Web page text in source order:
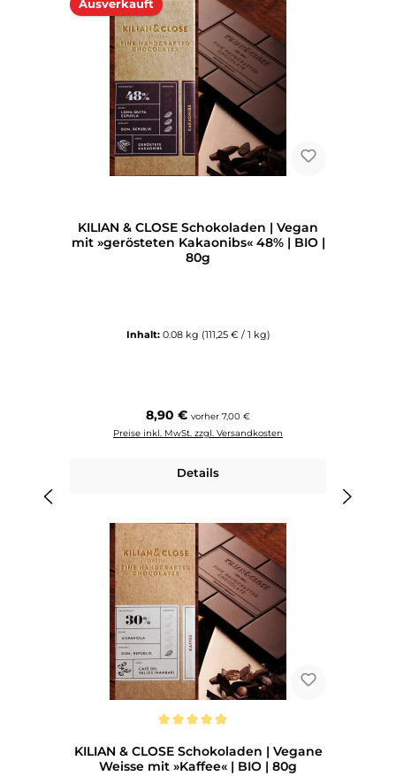
Ausverkauft
KILIAN & CLOSE Schokoladen | Vegan
mit »gerösteten Kakaonibs« 48% | BIO |
80g
Inhalt: 0.08 kg (111,25 € / 1 kg)
Regulärer Preis:
8,90 € vorher 7,00 €
Preise inkl. MwSt. zzgl. Versandkosten
Details
KILIAN & CLOSE Schokoladen | Vegane
Weisse mit »Kaffee« | BIO | 80g